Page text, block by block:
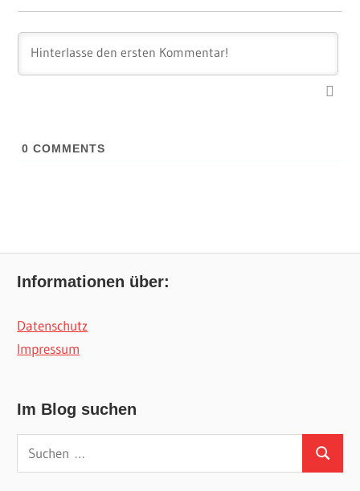
0 COMMENTS
Informationen über:
Datenschutz
Impressum
Im Blog suchen
Suchen
nach:
Suchen